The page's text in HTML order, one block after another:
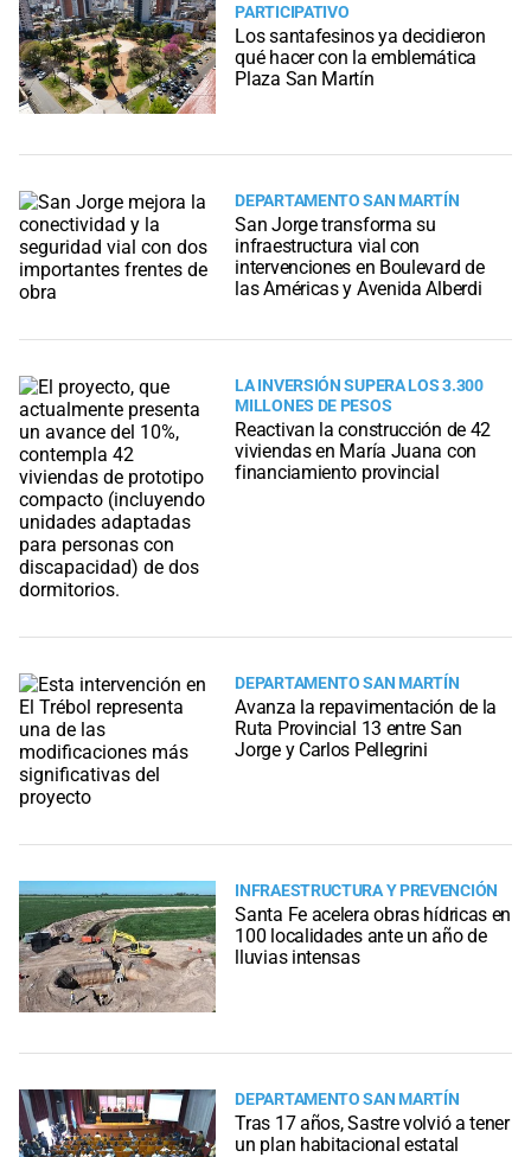
PARTICIPATIVO
Los santafesinos ya decidieron
qué hacer con la emblemática
Plaza San Martín
DEPARTAMENTO SAN MARTÍN
San Jorge transforma su
infraestructura vial con
intervenciones en Boulevard de
las Américas y Avenida Alberdi
LA INVERSIÓN SUPERA LOS 3.300
MILLONES DE PESOS
Reactivan la construcción de 42
viviendas en María Juana con
financiamiento provincial
DEPARTAMENTO SAN MARTÍN
Avanza la repavimentación de la
Ruta Provincial 13 entre San
Jorge y Carlos Pellegrini
INFRAESTRUCTURA Y PREVENCIÓN
Santa Fe acelera obras hídricas en
100 localidades ante un año de
lluvias intensas
DEPARTAMENTO SAN MARTÍN
Tras 17 años, Sastre volvió a tener
un plan habitacional estatal